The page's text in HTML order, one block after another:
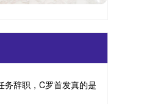
务辞职，C罗首发真的是